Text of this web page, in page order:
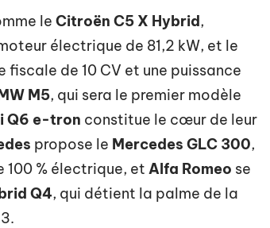
le Citroën C5 X Hybrid,
électrique de 81,2 kW, et le
fiscale de 10 CV et une puissance
M5, qui sera le premier modèle
Q6 e-tron constitue le cœur de leur
propose le Mercedes GLC 300,
100 % électrique, et Alfa Romeo se
Q4, qui détient la palme de la